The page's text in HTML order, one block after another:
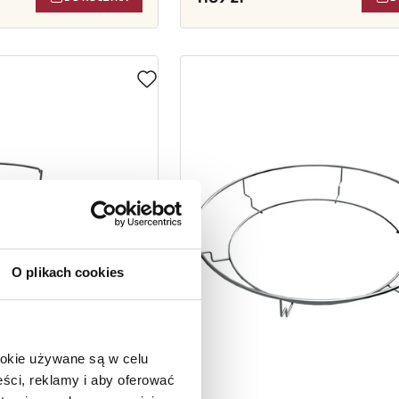
O plikach cookies
używane są w celu
reklamy i aby oferować